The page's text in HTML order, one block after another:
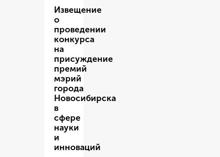
Извещение
о
проведении
конкурса
на
присуждение
премий
мэрий
города
Новосибирска
в
сфере
науки
и
инноваций